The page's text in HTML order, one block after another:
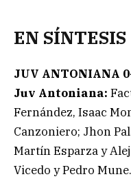
EN SÍNTESIS
JUV ANTONIANA
Juv Antoniana:
Fernández, Isaac
Canzoniero; Jhon
Martín Esparza y
Vicedo y Pedro